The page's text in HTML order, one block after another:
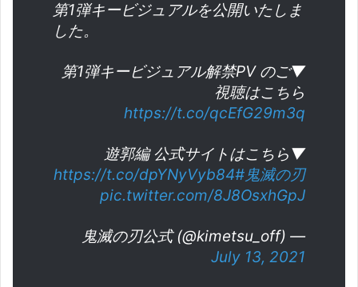
第1弾キービジュアルを公開いたしま
した。
▼第1弾キービジュアル解禁PV のご
視聴はこちら
https://t.co/qcEfG29m3q
▼遊郭編 公式サイトはこちら
https://t.co/dpYNyVyb84#鬼滅の刃
pic.twitter.com/8J8OsxhGpJ
— 鬼滅の刃公式 (@kimetsu_off)
July 13, 2021